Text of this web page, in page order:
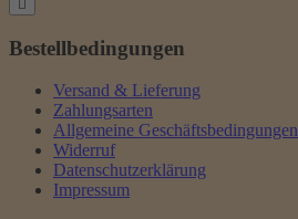
Bestellbedingungen
Versand & Lieferung
Zahlungsarten
Allgemeine Geschäftsbedingungen
Widerruf
Datenschutzerklärung
Impressum